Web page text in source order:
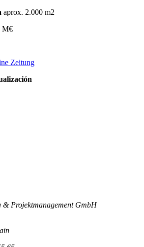
aprox. 2.000 m2
M€
Zeitung
& Projektmanagement GmbH